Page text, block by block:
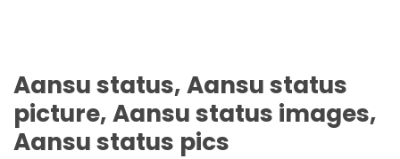
Aansu status, Aansu status
picture, Aansu status images,
Aansu status pics